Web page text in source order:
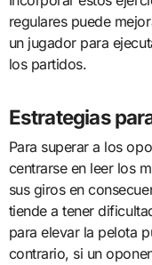
regulares puede
un jugador para
los partidos.
Estrategias
Para superar a los
centrarse en leer los
sus giros en
tiende a tener
para elevar la pelota
contrario, si un